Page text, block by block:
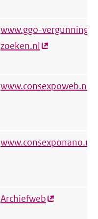
www.ggo-
zoeken.nl(externe
www.consexpoweb.nl
www.consexponano.nl
Archiefweb(externe